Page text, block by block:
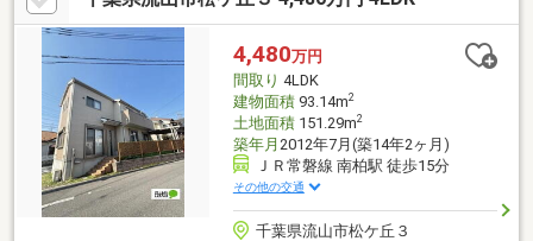
八小学校 徒歩10分(約780m)・日立台第一公園 徒歩5分(約330m)■
ご希望の住まい探しをお手伝いします ━━━━━・・・物件の詳
細・ご相談はお気軽にお問い合わせください。
4,480万円
間取り 4LDK
建物面積93.14m2
土地面積151.29m2
築年月 2012年7月(築14年2ヶ月)
ＪＲ常磐線 南柏駅 徒歩15分
その他の交通
千葉県流山市松ケ丘３